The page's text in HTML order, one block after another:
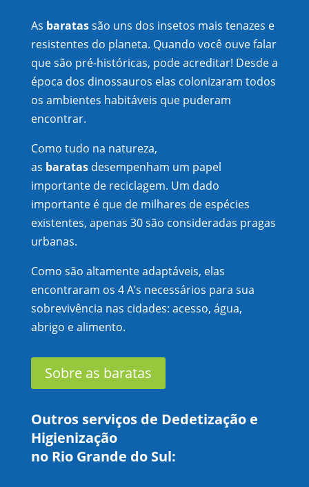
As baratassão uns dos insetos mais tenazes e
resistentes do planeta. Quando você ouve falar
que são pré-históricas, pode acreditar! Desde a
época dos dinossauros elas colonizaram todos
os ambientes habitáveis que puderam
encontrar.
Como tudo na natureza,
as baratasdesempenham um papel
importante de reciclagem. Um dado
importante é que de milhares de espécies
existentes, apenas 30 são consideradas pragas
urbanas.
Como são altamente adaptáveis, elas
encontraram os 4 A’s necessários para sua
sobrevivência nas cidades: acesso, água,
abrigo e alimento.
Sobre as baratas
Outros serviços de Dedetização e
Higienização
no Rio Grande do Sul: